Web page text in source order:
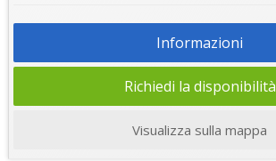
Informazioni
Richiedi la disponibilità
Visualizza sulla mappa